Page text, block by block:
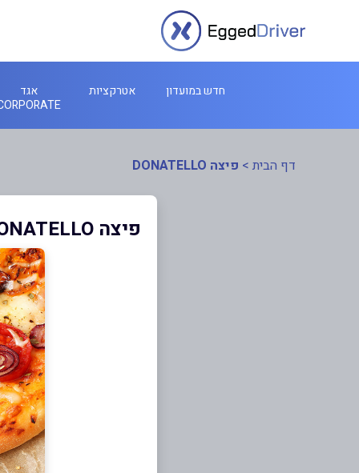
חדש במועדון אטרקציות
אגד
דף הבית > פיצה DONATELLO
פיצה DONATELLO